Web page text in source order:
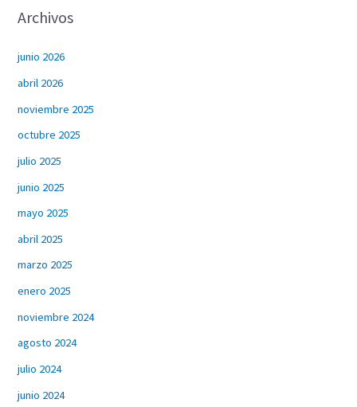
Archivos
junio 2026
abril 2026
noviembre 2025
octubre 2025
julio 2025
junio 2025
mayo 2025
abril 2025
marzo 2025
enero 2025
noviembre 2024
agosto 2024
julio 2024
junio 2024